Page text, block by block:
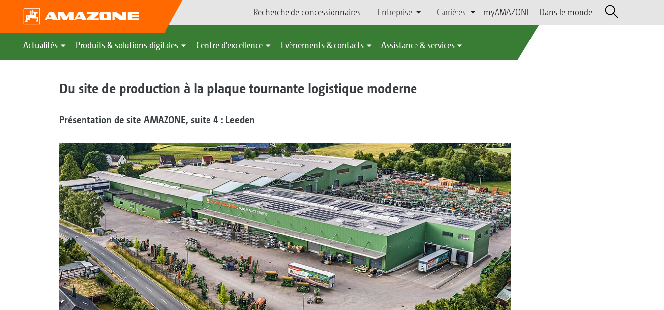
Recherche de concessionnaires Entreprise Carrières myAMAZONE Dans le monde
Actualités Produits & solutions digitales Centre d'excellence Evènements & contacts Assistance & services
Du site de production à la plaque tournante logistique moderne
Présentation de site AMAZONE, suite 4 : Leeden